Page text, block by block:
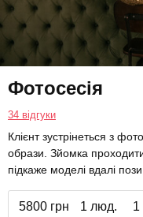
Фотосесія
34 відгуки
Клієнт зустрінеться з
образи. Зйомка
підкаже моделі вдалі
5800 грн 1 люд. 1